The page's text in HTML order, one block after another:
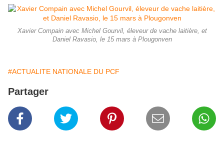
Xavier Compain avec Michel Gourvil, éleveur de vache laitière, et
Daniel Ravasio, le 15 mars à Plougonven
#ACTUALITE NATIONALE DU PCF
Partager